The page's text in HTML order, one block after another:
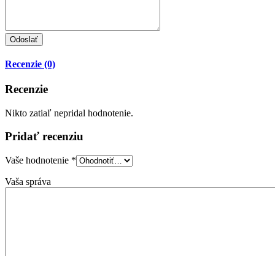
Recenzie (0)
Recenzie
Nikto zatiaľ nepridal hodnotenie.
Pridať recenziu
Vaše hodnotenie *
Vaša správa